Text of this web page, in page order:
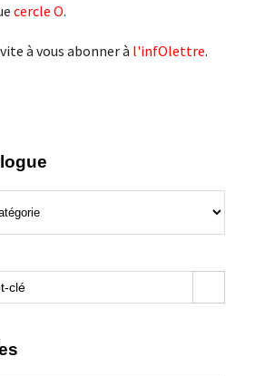
cercle O.
à vous abonner à l'infOlettre.
Search Button